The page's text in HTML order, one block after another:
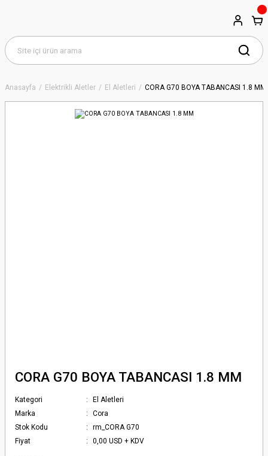
Anasayfa Elektrikli Aletler El Aletleri CORA G70 BOYA TABANCASI 1.8 MM
CORA G70 BOYA TABANCASI 1.8 MM
Kategori
El Aletleri
Marka
Cora
Stok Kodu
rm_CORA G70
Fiyat
0,00 USD + KDV